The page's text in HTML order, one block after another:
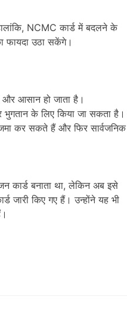
NCMC कार्ड में बदलने के
फायदा उठा सकेंगे।
आसान हो जाता है।
भुगतान के लिए किया जा सकता है।
कर सकते हैं और फिर सार्वजनिक
कार्ड बनाता था, लेकिन अब इसे
जारी किए गए हैं। उन्होंने यह भी